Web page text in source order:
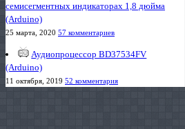
семисегментных индикаторах 1,8 дюйма
(Arduino)
25 марта, 2020 57 комментариев
Аудиопроцессор BD37534FV
(Arduino)
11 октября, 2019 52 комментария